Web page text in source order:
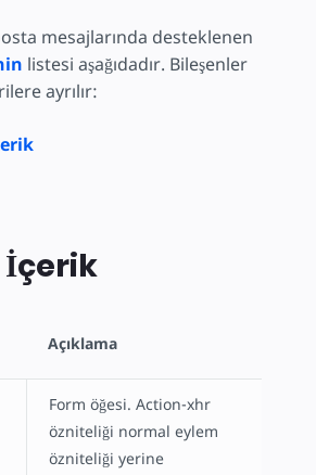
mesajlarında desteklenen
listesi aşağıdadır. Bileşenler
ayrılır:
Açıklama
Form öğesi. Action-xhr
özniteliği normal eylem
özniteliği yerine